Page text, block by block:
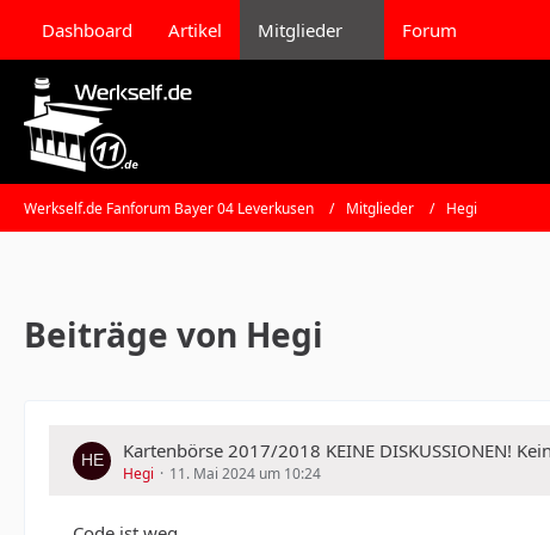
Dashboard Artikel Mitglieder Forum
Werkself.de Fanforum Bayer 04 Leverkusen Mitglieder Hegi
Beiträge von Hegi
Kartenbörse 2017/2018 KEINE DISKUSSIONEN!
Hegi 11. Mai 2024 um 10:24